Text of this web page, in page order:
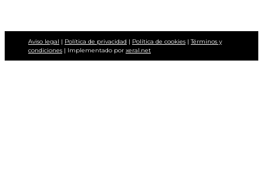
Aviso legal | Política de privacidad | Política de cookies |Términos y
condiciones | Implementado por xeral.net